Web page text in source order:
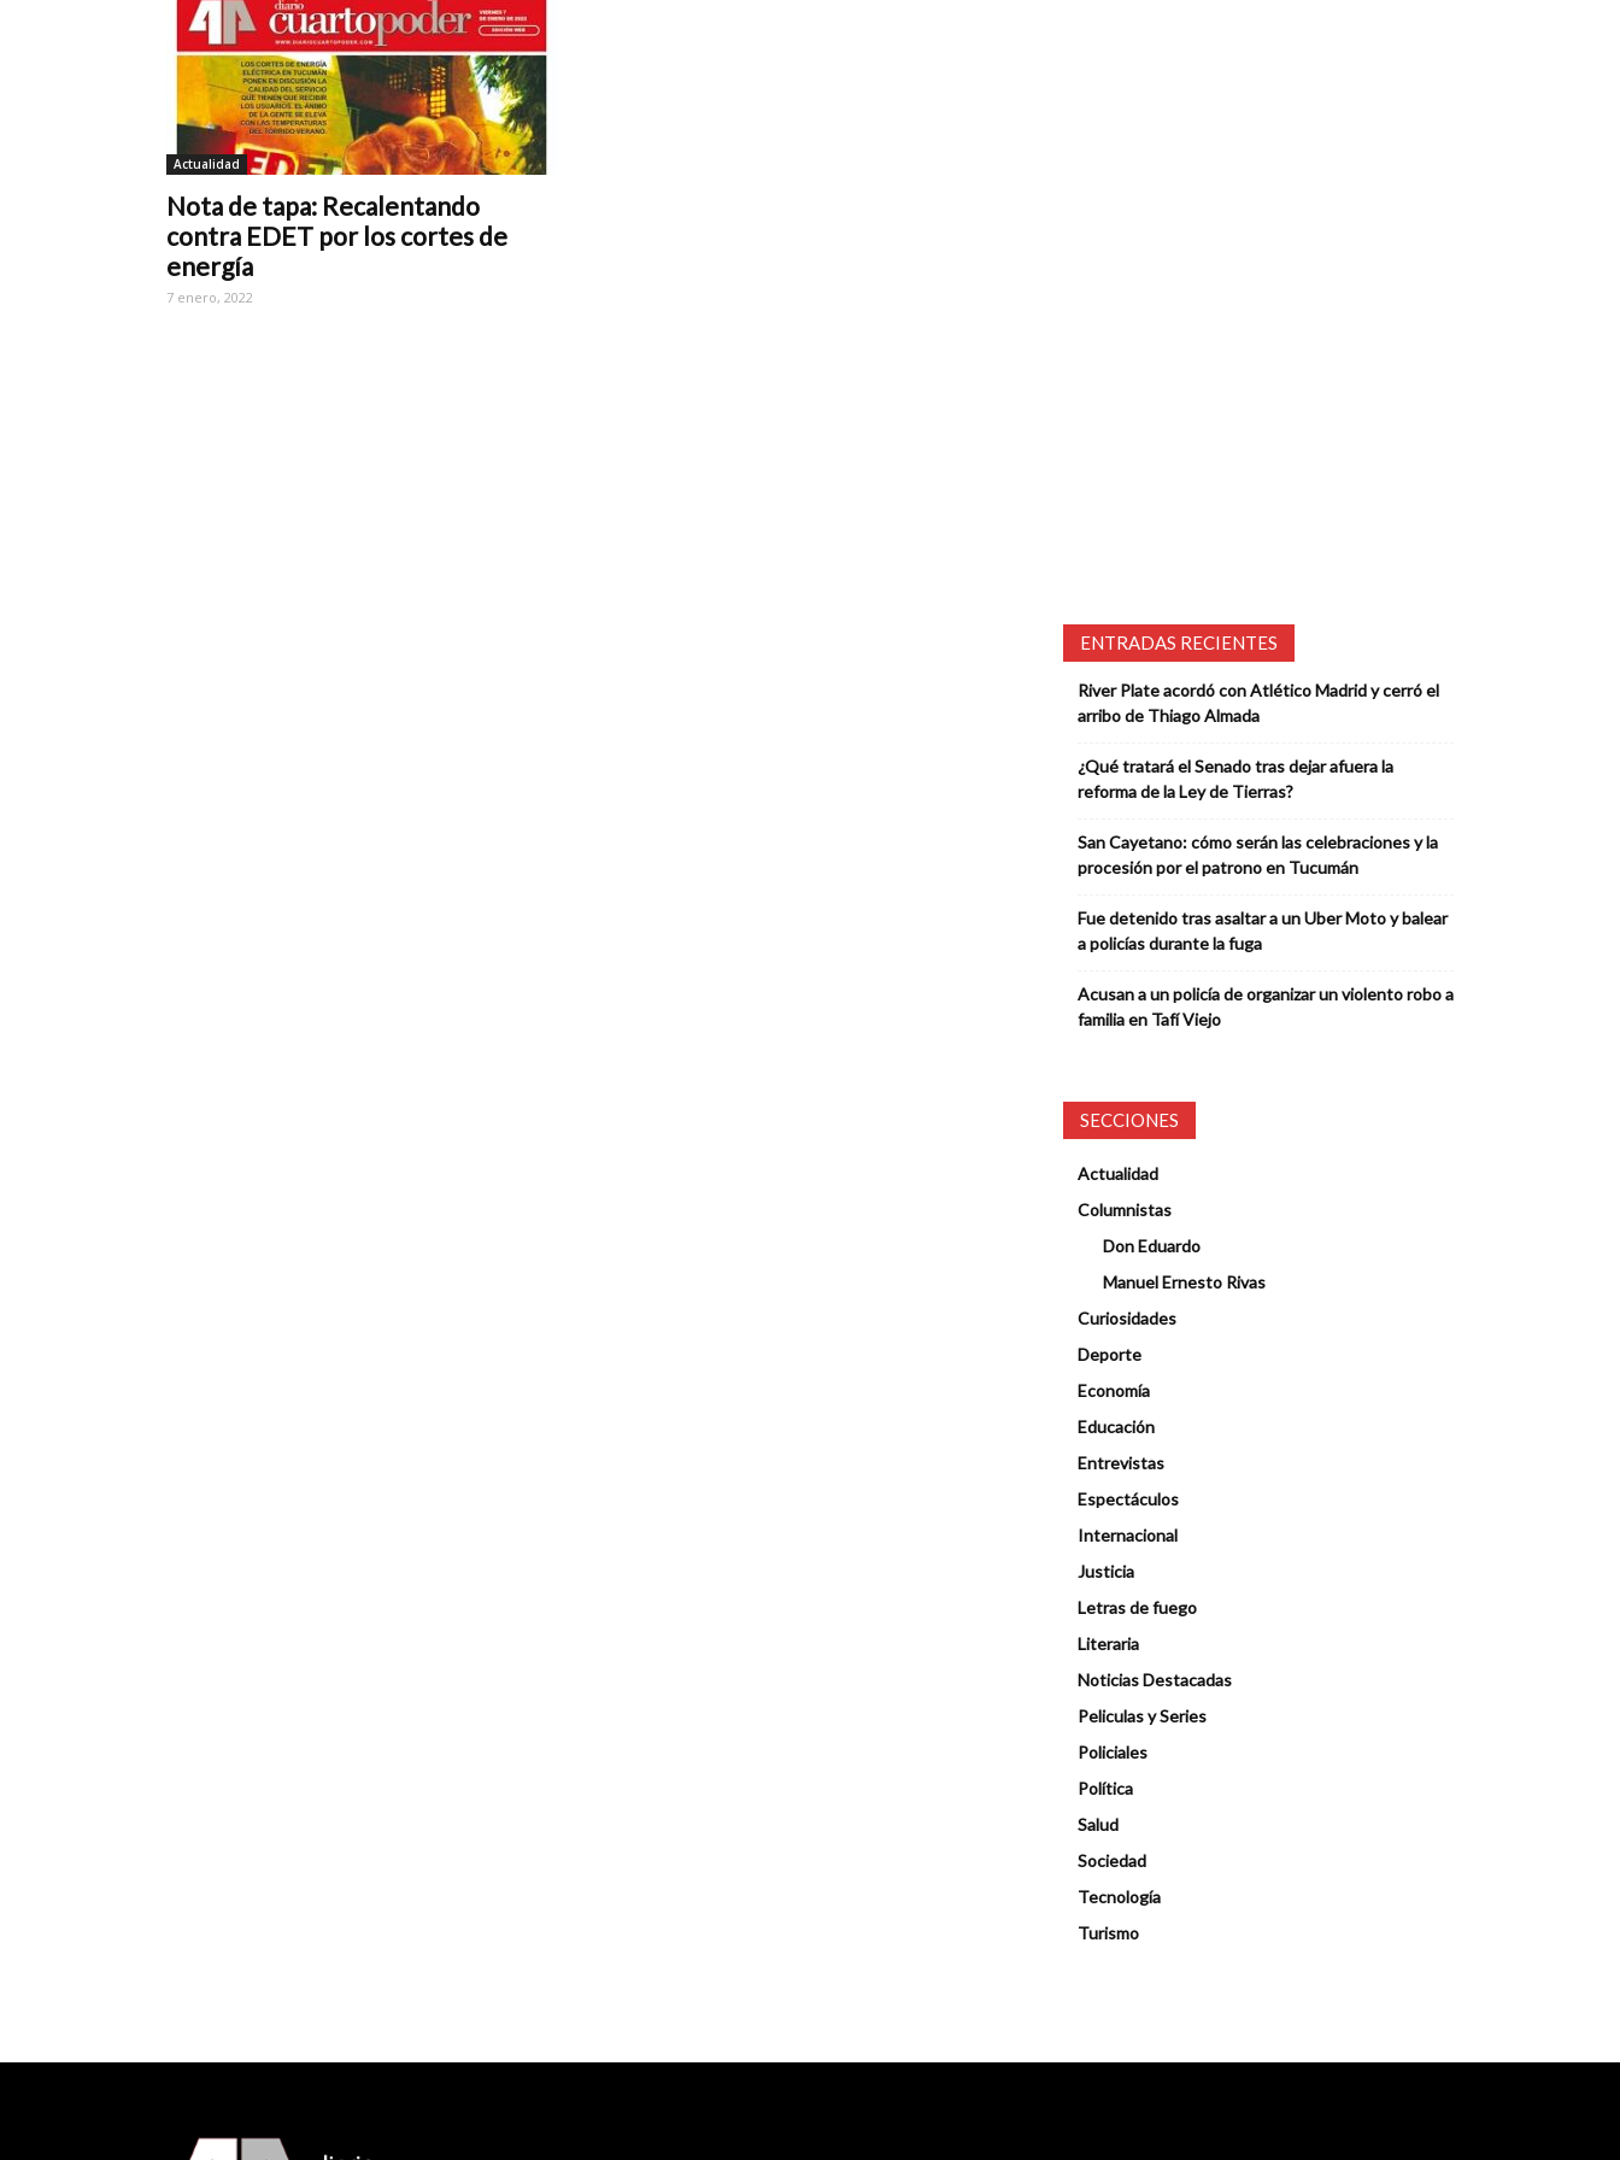
Actualidad
Nota de tapa: Recalentando
contra EDET por los cortes de
energía
7 enero, 2022
ENTRADAS RECIENTES
River Plate acordó con Atlético Madrid y cerró el
arribo de Thiago Almada
¿Qué tratará el Senado tras dejar afuera la
reforma de la Ley de Tierras?
San Cayetano: cómo serán las celebraciones y la
procesión por el patrono en Tucumán
Fue detenido tras asaltar a un Uber Moto y balear
a policías durante la fuga
Acusan a un policía de organizar un violento robo a
familia en Tafí Viejo
SECCIONES
Actualidad
Columnistas
Don Eduardo
Manuel Ernesto Rivas
Curiosidades
Deporte
Economía
Educación
Entrevistas
Espectáculos
Internacional
Justicia
Letras de fuego
Literaria
Noticias Destacadas
Peliculas y Series
Policiales
Política
Salud
Sociedad
Tecnología
Turismo